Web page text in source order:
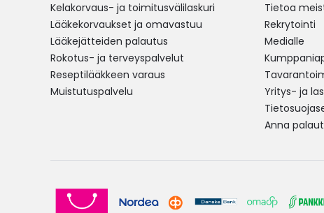
Kelakorvaus- ja toimitusvälilaskuri
Lääkekorvaukset ja omavastuu
Lääkejätteiden palautus
Rokotus- ja terveyspalvelut
Reseptilääkkeen varaus
Muistutuspalvelu
Tietoa
Rekrytointi
Medialle
Yritys- ja
Anna